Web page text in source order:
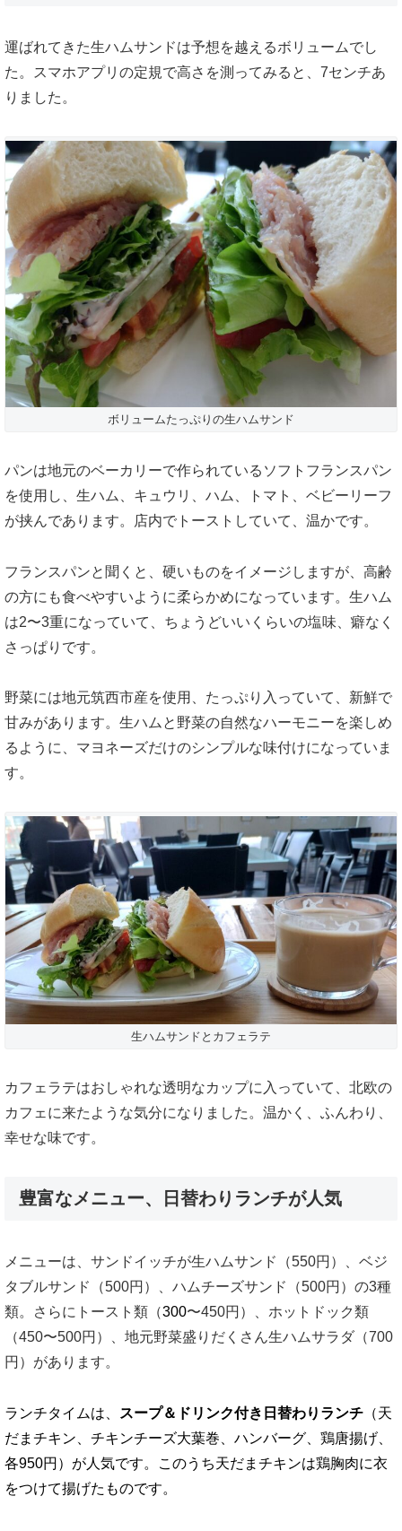
運ばれてきた生ハムサンドは予想を越えるボリュームでし
た。スマホアプリの定規で高さを測ってみると、7センチあ
りました。
ボリュームたっぷりの生ハムサンド
パンは地元のベーカリーで作られているソフトフランスパン
を使用し、生ハム、キュウリ、ハム、トマト、ベビーリーフ
が挟んであります。店内でトーストしていて、温かです。
フランスパンと聞くと、硬いものをイメージしますが、高齢
の方にも食べやすいように柔らかめになっています。生ハム
は2〜3重になっていて、ちょうどいいくらいの塩味、癖なく
さっぱりです。
野菜には地元筑西市産を使用、たっぷり入っていて、新鮮で
甘みがあります。生ハムと野菜の自然なハーモニーを楽しめ
るように、マヨネーズだけのシンプルな味付けになっていま
す。
生ハムサンドとカフェラテ
カフェラテはおしゃれな透明なカップに入っていて、北欧の
カフェに来たような気分になりました。温かく、ふんわり、
幸せな味です。
豊富なメニュー、日替わりランチが人気
メニューは、サンドイッチが生ハムサンド（550円）、ベジ
タブルサンド（500円）、ハムチーズサンド（500円）の3種
類。さらにトースト類（300〜450円）、ホットドック類
（450〜500円）、地元野菜盛りだくさん生ハムサラダ（700
円）があります。
ランチタイムは、 スープ＆ドリンク付き日替わりランチ （天
だまチキン、チキンチーズ大葉巻、ハンバーグ、鶏唐揚げ、
各950円）が人気です。このうち天だまチキンは鶏胸肉に衣
をつけて揚げたものです。